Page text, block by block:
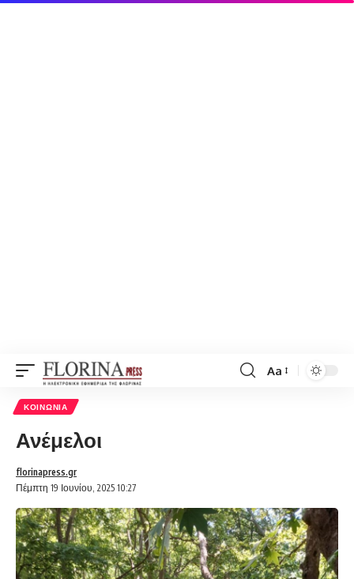
Font
Aa
ΚΟΙΝΩΝΊΑ
Ανέμελοι
Πέμπτη 19 Ιουνίου, 2025 10:27
florinapress.gr